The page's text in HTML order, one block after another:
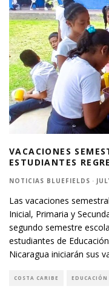
VACACIONES
ESTUDIANTES
NOTICIAS BLUEFIELDS ·
Las vacaciones
Inicial, Primaria y
segundo semestre
estudiantes de
Nicaragua iniciarán sus
COSTA CARIBE EDUCACIÓN